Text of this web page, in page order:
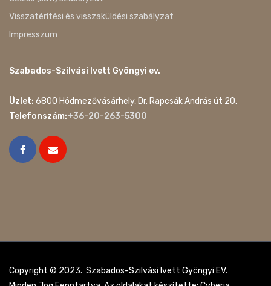
Visszatérítési és visszaküldési szabályzat
Impresszum
Szabados-Szilvási Ivett Gyöngyi ev.
Üzlet: 6800 Hódmezővásárhely, Dr. Rapcsák András út 20.
Telefonszám:+36-20-263-5300
Copyright © 2023. Szabados-Szilvási Ivett Gyöngyi EV.